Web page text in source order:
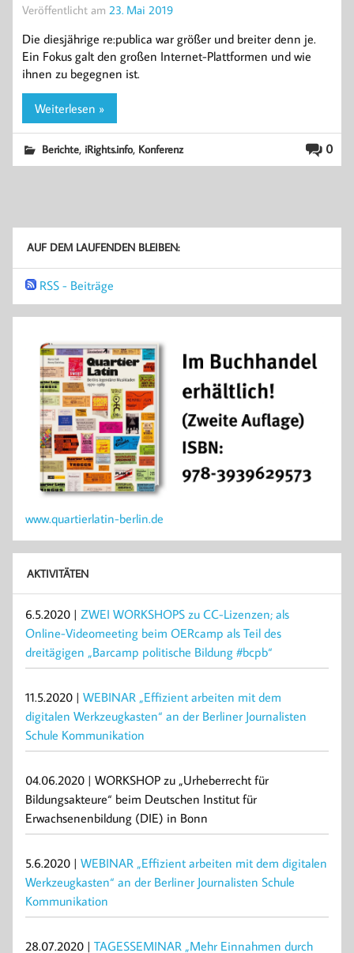
Veröffentlicht am 23. Mai 2019
Die diesjährige re:publica war größer und breiter denn je.
Ein Fokus galt den großen Internet-Plattformen und wie
ihnen zu begegnen ist.
Weiterlesen »
0
Berichte, iRights.info, Konferenz
AUF DEM LAUFENDEN BLEIBEN:
RSS - Beiträge
www.quartierlatin-berlin.de
AKTIVITÄTEN
6.5.2020 | ZWEI WORKSHOPS zu CC-Lizenzen; als
Online-Videomeeting beim OERcamp als Teil des
dreitägigen „Barcamp politische Bildung #bcpb“
11.5.2020 | WEBINAR „Effizient arbeiten mit dem
digitalen Werkzeugkasten“ an der Berliner Journalisten
Schule Kommunikation
04.06.2020 | WORKSHOP zu „Urheberrecht für
Bildungsakteure“ beim Deutschen Institut für
Erwachsenenbildung (DIE) in Bonn
5.6.2020 | WEBINAR „Effizient arbeiten mit dem digitalen
Werkzeugkasten“ an der Berliner Journalisten Schule
Kommunikation
28.07.2020 | TAGESSEMINAR „Mehr Einnahmen durch